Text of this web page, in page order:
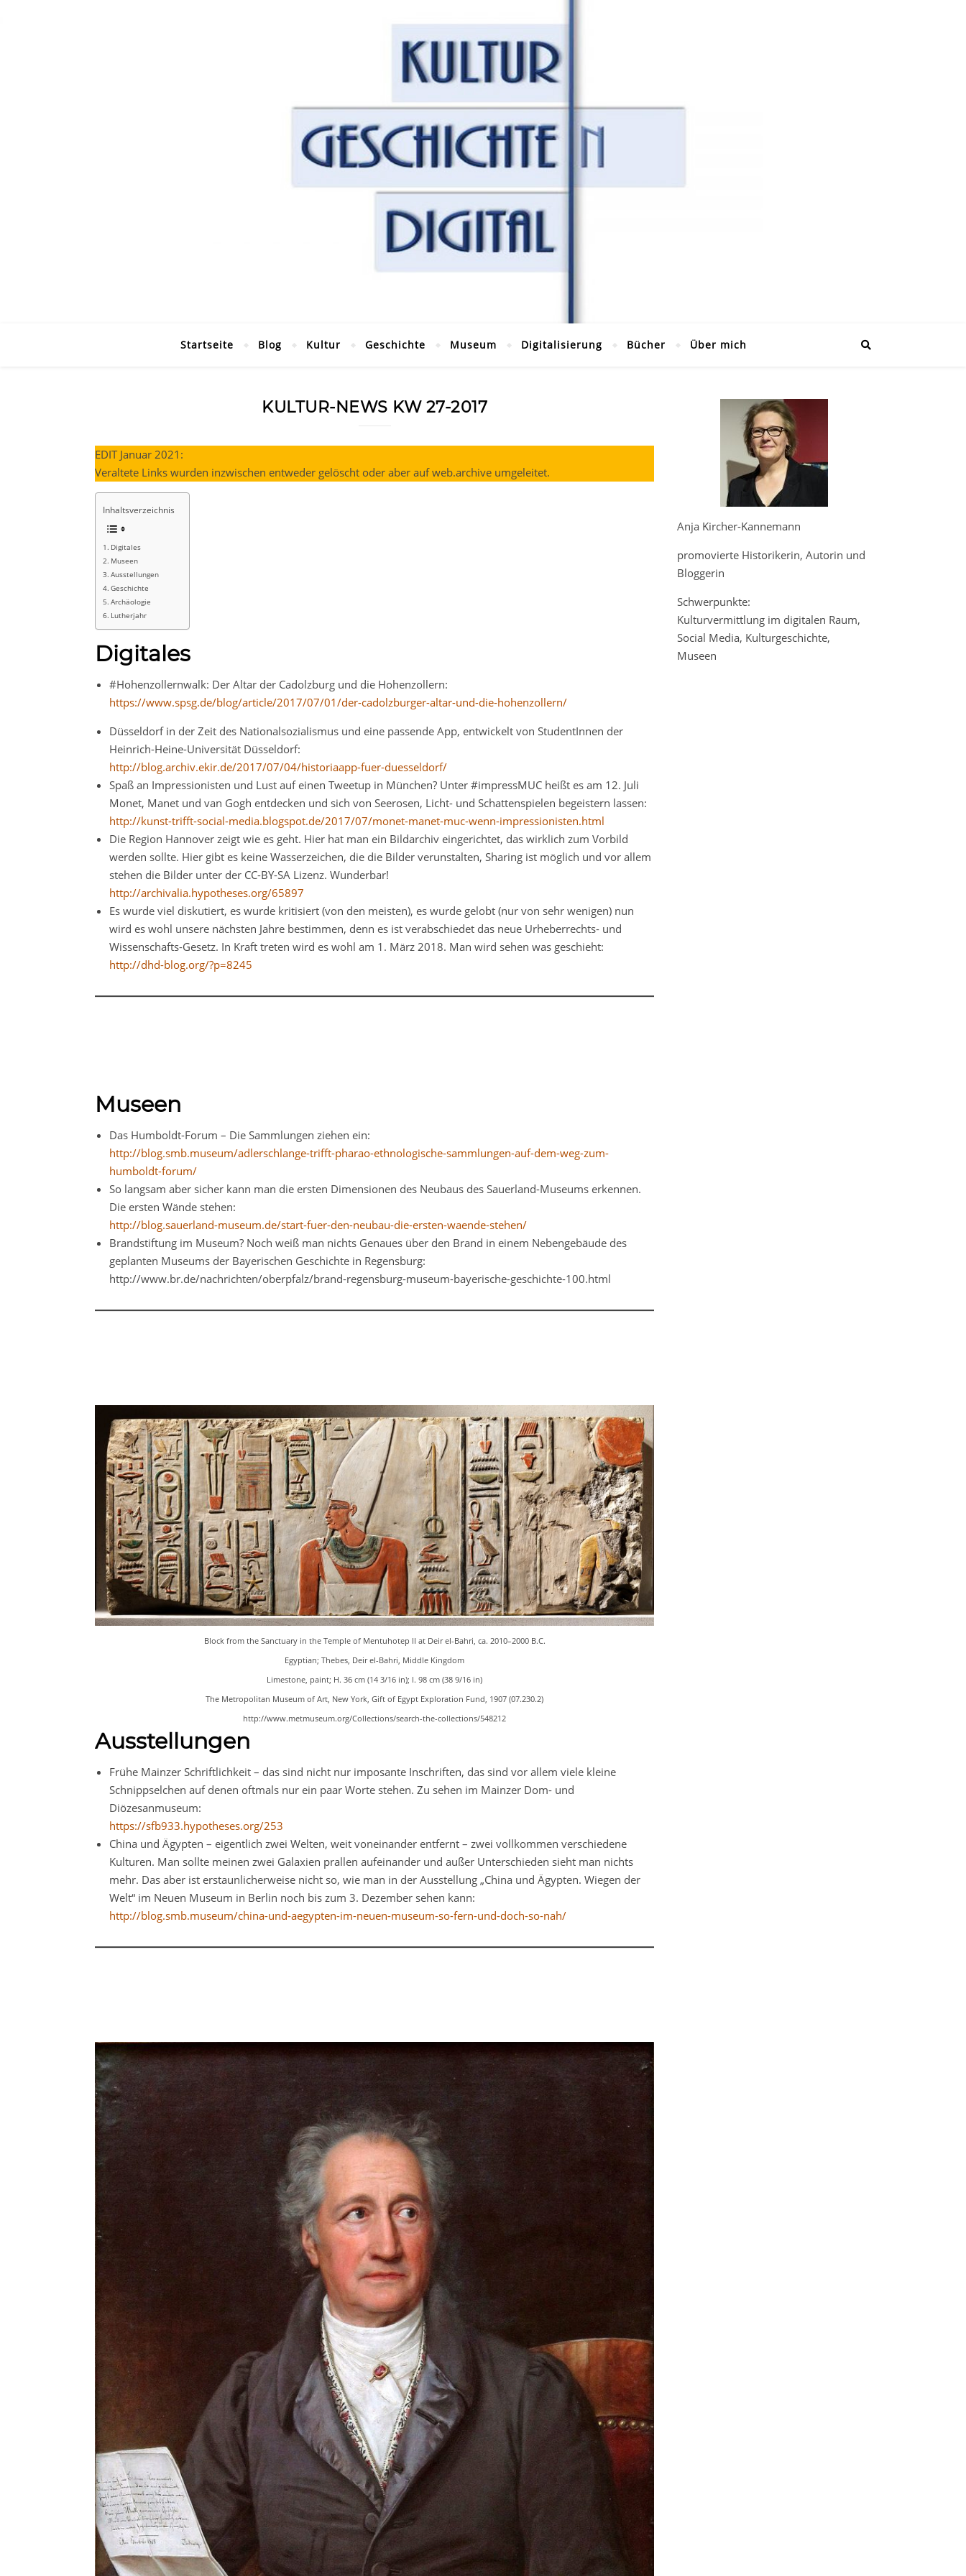
Startseite Blog Kultur Geschichte Museum Digitalisierung Bücher Über mich
KULTUR-NEWS KW 27-2017
EDIT Januar 2021:
Veraltete Links wurden inzwischen entweder gelöscht oder aber auf web.archive umgeleitet.
Inhaltsverzeichnis
Digitales
Museen
Ausstellungen
Geschichte
Archäologie
Lutherjahr
Digitales
#Hohenzollernwalk: Der Altar der Cadolzburg und die Hohenzollern:
https://www.spsg.de/blog/article/2017/07/01/der-cadolzburger-altar-und-die-hohenzollern/
Düsseldorf in der Zeit des Nationalsozialismus und eine passende App, entwickelt von StudentInnen der
Heinrich-Heine-Universität Düsseldorf:
http://blog.archiv.ekir.de/2017/07/04/historiaapp-fuer-duesseldorf/
Spaß an Impressionisten und Lust auf einen Tweetup in München? Unter #impressMUC heißt es am 12. Juli
Monet, Manet und van Gogh entdecken und sich von Seerosen, Licht- und Schattenspielen begeistern lassen:
http://kunst-trifft-social-media.blogspot.de/2017/07/monet-manet-muc-wenn-impressionisten.html
Die Region Hannover zeigt wie es geht. Hier hat man ein Bildarchiv eingerichtet, das wirklich zum Vorbild
werden sollte. Hier gibt es keine Wasserzeichen, die die Bilder verunstalten, Sharing ist möglich und vor allem
stehen die Bilder unter der CC-BY-SA Lizenz. Wunderbar!
http://archivalia.hypotheses.org/65897
Es wurde viel diskutiert, es wurde kritisiert (von den meisten), es wurde gelobt (nur von sehr wenigen) nun
wird es wohl unsere nächsten Jahre bestimmen, denn es ist verabschiedet das neue Urheberrechts- und
Wissenschafts-Gesetz. In Kraft treten wird es wohl am 1. März 2018. Man wird sehen was geschieht:
http://dhd-blog.org/?p=8245
Museen
Das Humboldt-Forum – Die Sammlungen ziehen ein:
http://blog.smb.museum/adlerschlange-trifft-pharao-ethnologische-sammlungen-auf-dem-weg-zum-
humboldt-forum/
So langsam aber sicher kann man die ersten Dimensionen des Neubaus des Sauerland-Museums erkennen.
Die ersten Wände stehen:
http://blog.sauerland-museum.de/start-fuer-den-neubau-die-ersten-waende-stehen/
Brandstiftung im Museum? Noch weiß man nichts Genaues über den Brand in einem Nebengebäude des
geplanten Museums der Bayerischen Geschichte in Regensburg:
http://www.br.de/nachrichten/oberpfalz/brand-regensburg-museum-bayerische-geschichte-100.html
Block from the Sanctuary in the Temple of Mentuhotep II at Deir el-Bahri, ca. 2010–2000 B.C.
Egyptian; Thebes, Deir el-Bahri, Middle Kingdom
Limestone, paint; H. 36 cm (14 3/16 in); l. 98 cm (38 9/16 in)
The Metropolitan Museum of Art, New York, Gift of Egypt Exploration Fund, 1907 (07.230.2)
http://www.metmuseum.org/Collections/search-the-collections/548212
Ausstellungen
Frühe Mainzer Schriftlichkeit – das sind nicht nur imposante Inschriften, das sind vor allem viele kleine
Schnippselchen auf denen oftmals nur ein paar Worte stehen. Zu sehen im Mainzer Dom- und
Diözesanmuseum:
https://sfb933.hypotheses.org/253
China und Ägypten – eigentlich zwei Welten, weit voneinander entfernt – zwei vollkommen verschiedene
Kulturen. Man sollte meinen zwei Galaxien prallen aufeinander und außer Unterschieden sieht man nichts
mehr. Das aber ist erstaunlicherweise nicht so, wie man in der Ausstellung „China und Ägypten. Wiegen der
Welt“ im Neuen Museum in Berlin noch bis zum 3. Dezember sehen kann:
http://blog.smb.museum/china-und-aegypten-im-neuen-museum-so-fern-und-doch-so-nah/
Anja Kircher-Kannemann
promovierte Historikerin, Autorin und
Bloggerin
Schwerpunkte:
Kulturvermittlung im digitalen Raum,
Social Media, Kulturgeschichte,
Museen